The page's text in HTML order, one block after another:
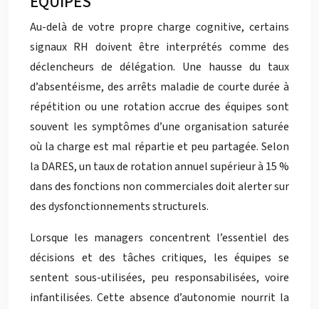
Au-delà de votre propre charge cognitive, certains
signaux RH doivent être interprétés comme des
déclencheurs de délégation. Une hausse du taux
d’absentéisme, des arrêts maladie de courte durée à
répétition ou une rotation accrue des équipes sont
souvent les symptômes d’une organisation saturée
où la charge est mal répartie et peu partagée. Selon
la DARES, un taux de rotation annuel supérieur à 15 %
dans des fonctions non commerciales doit alerter sur
des dysfonctionnements structurels.
Lorsque les managers concentrent l’essentiel des
décisions et des tâches critiques, les équipes se
sentent sous-utilisées, peu responsabilisées, voire
infantilisées. Cette absence d’autonomie nourrit la